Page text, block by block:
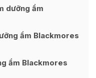
dưỡng ẩm
ẩm Blackmores
ẩm Blackmores